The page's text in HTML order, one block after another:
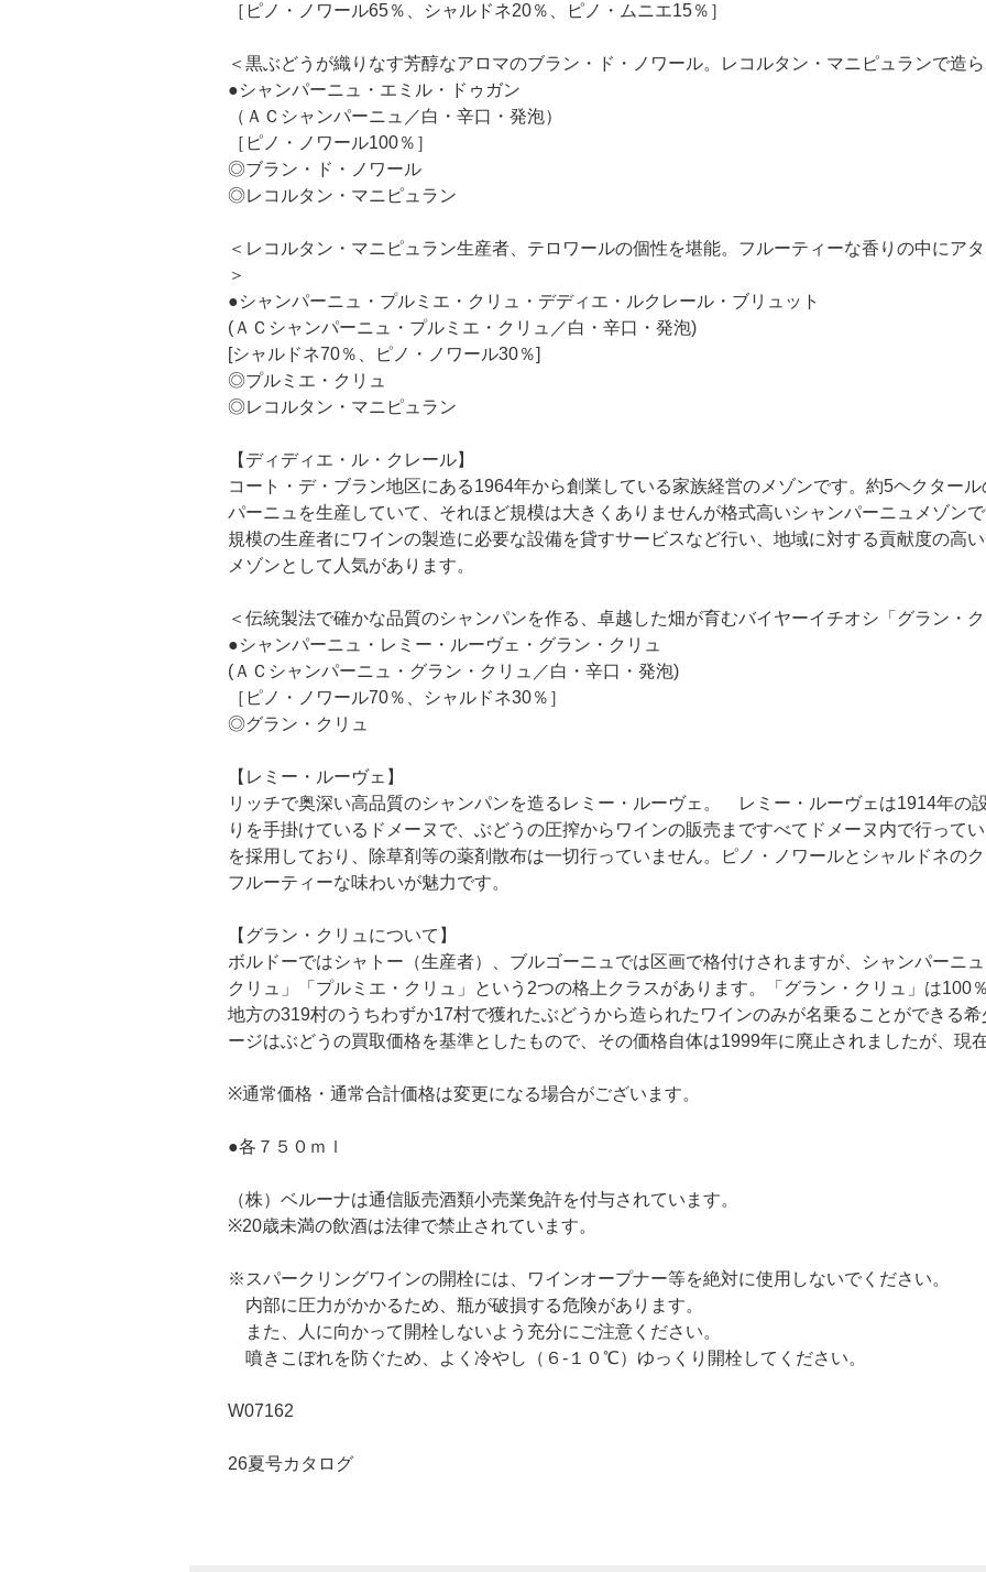
［ピノ・ノワール65％、シャルドネ20％、ピノ・ムニエ15％］
＜黒ぶどうが織りなす芳醇なアロマのブラン・ド・ノワール。レコルタン・マニピュランで造
●シャンパーニュ・エミル・ドゥガン
（ＡＣシャンパーニュ／白・辛口・発泡）
［ピノ・ノワール100％］
◎ブラン・ド・ノワール
◎レコルタン・マニピュラン
＜レコルタン・マニピュラン生産者、テロワールの個性を堪能。フルーティーな香りの中にア
＞
●シャンパーニュ・プルミエ・クリュ・デディエ・ルクレール・ブリュット
(ＡＣシャンパーニュ・プルミエ・クリュ／白・辛口・発泡)
[シャルドネ70％、ピノ・ノワール30％]
◎プルミエ・クリュ
◎レコルタン・マニピュラン
【ディディエ・ル・クレール】
コート・デ・ブラン地区にある1964年から創業している家族経営のメゾンです。約5ヘクター
パーニュを生産していて、それほど規模は大きくありませんが格式高いシャンパーニュメゾン
規模の生産者にワインの製造に必要な設備を貸すサービスなど行い、地域に対する貢献度の高
メゾンとして人気があります。
＜伝統製法で確かな品質のシャンパンを作る、卓越した畑が育むバイヤーイチオシ「グラン・
●シャンパーニュ・レミー・ルーヴェ・グラン・クリュ
(ＡＣシャンパーニュ・グラン・クリュ／白・辛口・発泡)
［ピノ・ノワール70％、シャルドネ30％］
◎グラン・クリュ
【レミー・ルーヴェ】
リッチで奥深い高品質のシャンパンを造るレミー・ルーヴェ。 レミー・ルーヴェは1914年の
りを手掛けているドメーヌで、ぶどうの圧搾からワインの販売まですべてドメーヌ内で行って
を採用しており、除草剤等の薬剤散布は一切行っていません。ピノ・ノワールとシャルドネの
フルーティーな味わいが魅力です。
【グラン・クリュについて】
ボルドーではシャトー（生産者）、ブルゴーニュでは区画で格付けされますが、シャンパーニ
クリュ」「プルミエ・クリュ」という2つの格上クラスがあります。「グラン・クリュ」は100
地方の319村のうちわずか17村で獲れたぶどうから造られたワインのみが名乗ることができる
ージはぶどうの買取価格を基準としたもので、その価格自体は1999年に廃止されましたが、現
※通常価格・通常合計価格は変更になる場合がございます。
●各７５０ｍｌ
（株）ベルーナは通信販売酒類小売業免許を付与されています。
※20歳未満の飲酒は法律で禁止されています。
※スパークリングワインの開栓には、ワインオープナー等を絶対に使用しないでください。
内部に圧力がかかるため、瓶が破損する危険があります。
また、人に向かって開栓しないよう充分にご注意ください。
噴きこぼれを防ぐため、よく冷やし（６-１０℃）ゆっくり開栓してください。
W07162
26夏号カタログ